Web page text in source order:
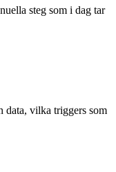
steg som i dag tar
data, vilka triggers som